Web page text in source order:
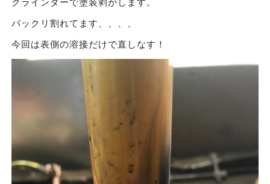
パックリ割れてます、、、、
今回は表側の溶接だけで直しなす！